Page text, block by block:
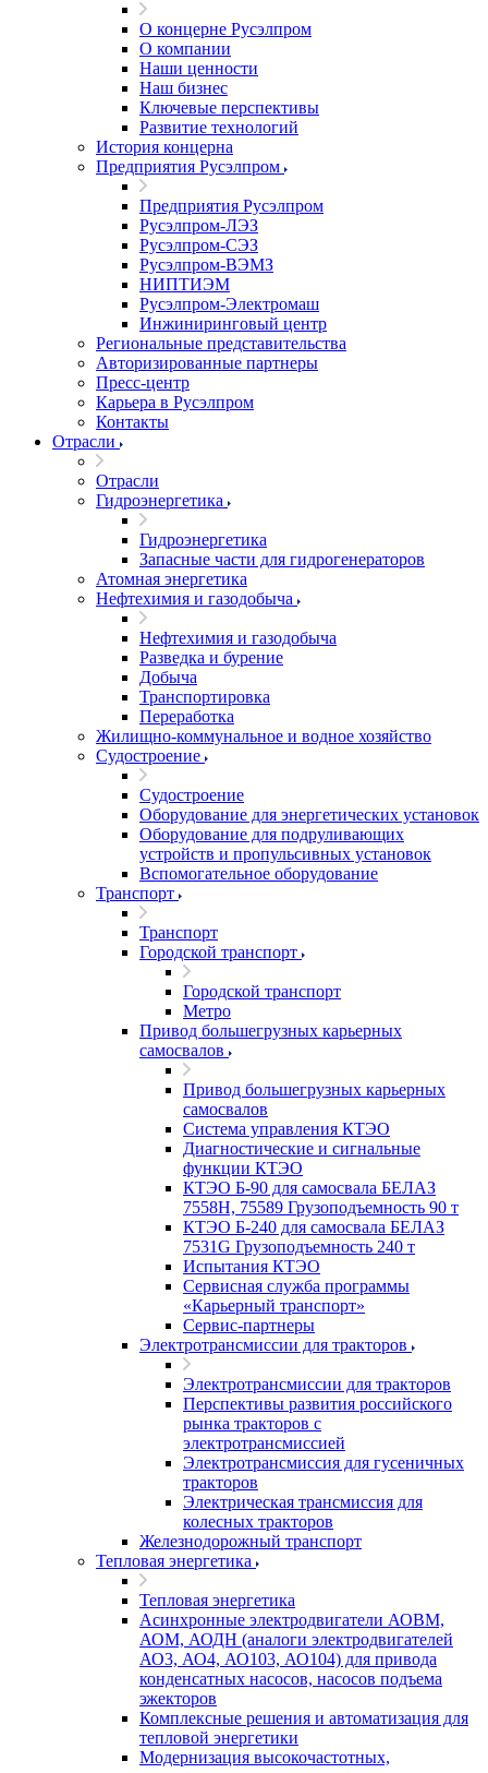
О концерне Русэлпром
О компании
Наши ценности
Наш бизнес
Ключевые перспективы
Развитие технологий
История концерна
Предприятия Русэлпром
Предприятия Русэлпром
Русэлпром-ЛЭЗ
Русэлпром-СЭЗ
Русэлпром-ВЭМЗ
НИПТИЭМ
Русэлпром-Электромаш
Инжиниринговый центр
Региональные представительства
Авторизированные партнеры
Пресс-центр
Карьера в Русэлпром
Контакты
Отрасли
Отрасли
Гидроэнергетика
Гидроэнергетика
Запасные части для гидрогенераторов
Атомная энергетика
Нефтехимия и газодобыча
Нефтехимия и газодобыча
Разведка и бурение
Добыча
Транспортировка
Переработка
Жилищно-коммунальное и водное хозяйство
Судостроение
Судостроение
Оборудование для энергетических установок
Оборудование для подруливающих
устройств и пропульсивных установок
Вспомогательное оборудование
Транспорт
Транспорт
Городской транспорт
Городской транспорт
Метро
Привод большегрузных карьерных
самосвалов
Привод большегрузных карьерных
самосвалов
Система управления КТЭО
Диагностические и сигнальные
функции КТЭО
КТЭО Б-90 для самосвала БЕЛАЗ
7558H, 75589 Грузоподъемность 90 т
КТЭО Б-240 для самосвала БЕЛАЗ
7531G Грузоподъемность 240 т
Испытания КТЭО
Сервисная служба программы
«Карьерный транспорт»
Сервис-партнеры
Электротрансмиссии для тракторов
Электротрансмиссии для тракторов
Перспективы развития российского
рынка тракторов с
электротрансмиссией
Электротрансмиссия для гусеничных
тракторов
Электрическая трансмиссия для
колесных тракторов
Железнодорожный транспорт
Тепловая энергетика
Тепловая энергетика
Асинхронные электродвигатели АОВМ,
АОМ, АОДН (аналоги электродвигателей
АО3, АО4, АО103, АО104) для привода
конденсатных насосов, насосов подъема
эжекторов
Комплексные решения и автоматизация для
тепловой энергетики
Модернизация высокочастотных,